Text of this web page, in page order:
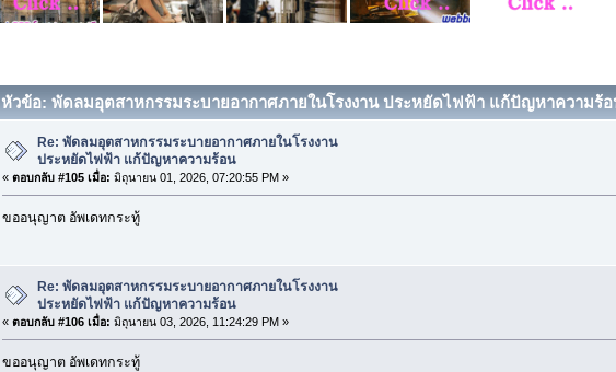
หัวข้อ: พัดลมอุตสาหกรรมระบายอากาศภายในโรงงาน ประหยัดไฟฟ้า แก้ปัญหาความร้อ
Re: พัดลมอุตสาหกรรมระบายอากาศภายในโรงงาน
ประหยัดไฟฟ้า แก้ปัญหาความร้อน
« ตอบกลับ #105 เมื่อ: มิถุนายน 01, 2026, 07:20:55 PM »
ขออนุญาต อัพเดทกระทู้
Re: พัดลมอุตสาหกรรมระบายอากาศภายในโรงงาน
ประหยัดไฟฟ้า แก้ปัญหาความร้อน
« ตอบกลับ #106 เมื่อ: มิถุนายน 03, 2026, 11:24:29 PM »
ขออนุญาต อัพเดทกระทู้